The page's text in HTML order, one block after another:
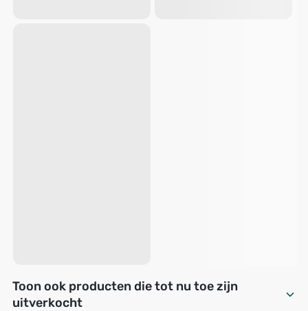
Toon ook producten die tot nu toe zijn
uitverkocht